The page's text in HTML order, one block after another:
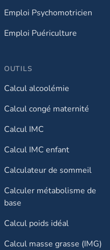
Emploi Psychomotricien
Emploi Puériculture
OUTILS
Calcul alcoolémie
Calcul congé maternité
Calcul IMC
Calcul IMC enfant
Calculateur de sommeil
Calculer métabolisme de
base
Calcul poids idéal
Calcul masse grasse (IMG)